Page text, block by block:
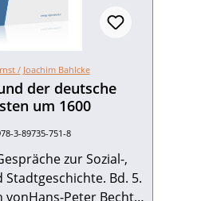
/ Joachim Bahlcke
der deutsche
um 1600
3-89735-751-8
zur Sozial-,
vonHans-Peter Becht,